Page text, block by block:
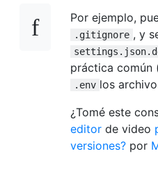
Por ejemplo,
.gitignore , y
práctica común
.env los
¿Tomé este
editor de video
versiones? por